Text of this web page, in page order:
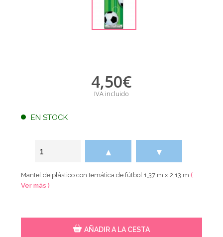
4,50€
IVA incluido
EN STOCK
▲ ▼
Mantel de plástico con temática de fútbol 1,37 m x 2,13 m(
Ver más )
AÑADIR A LA CESTA